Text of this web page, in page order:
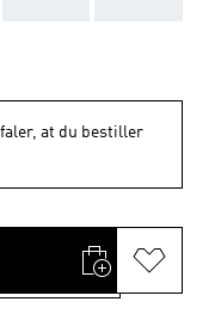
at du bestiller